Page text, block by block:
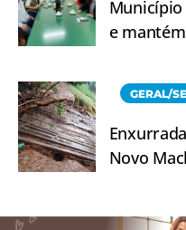
Município
e
GERAL/
Novo